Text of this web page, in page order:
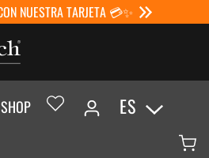
NUESTRA TARJETA 💳✨
ES